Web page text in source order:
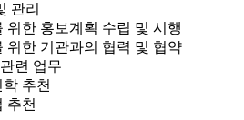
관리
위한 홍보계획 수립 및 시행
위한 기관과의 협력 및 협약
련 업무
추천
추천